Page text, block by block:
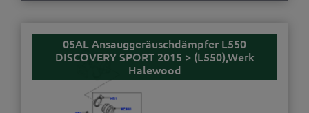
05AL Ansauggeräuschdämpfer L550
DISCOVERY SPORT 2015 > (L550),Werk
Halewood